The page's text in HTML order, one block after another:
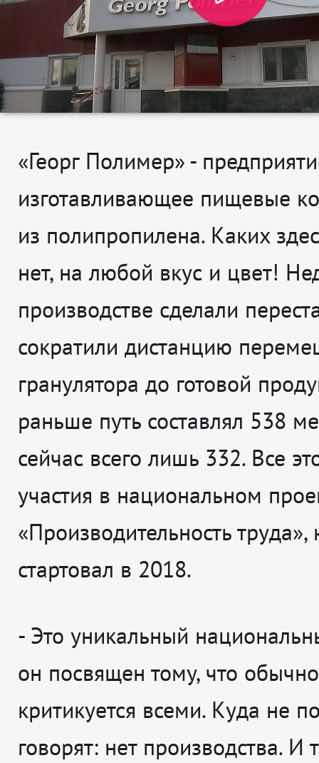
«Георг Полимер» -
изготавливающее пищевые
из полипропилена. Каких
нет, на любой вкус и цвет!
производстве сделали
сократили дистанцию
гранулятора до готовой
раньше путь составлял 538
сейчас всего лишь 332. Все
участия в национальном
«Производительность труда»,
стартовал в 2018.
- Это уникальный
он посвящен тому, что обычно
критикуется всеми. Куда не
говорят: нет производства. И